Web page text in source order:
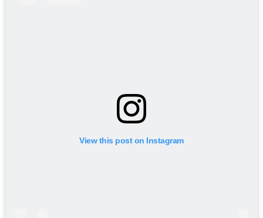
View this post on Instagram